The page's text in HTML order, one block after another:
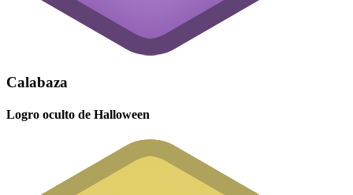
Calabaza
Logro oculto de Halloween